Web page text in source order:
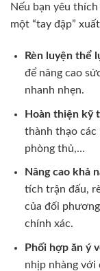
Nếu bạn yêu
một “tay đập”
Rèn luyện thể
để nâng cao
nhanh nhẹn.
Hoàn thiện kỹ
thành thạo các
phòng thủ,…
Nâng cao khả
tích trận đấu,
của đối
chính xác.
Phối hợp ăn ý
nhịp nhàng với